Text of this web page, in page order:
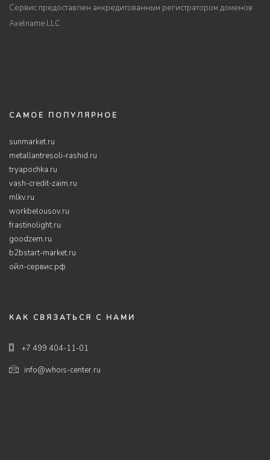
Сервис предоставлен аккредитованным регистратором доменов
Axelname LLC
САМОЕ ПОПУЛЯРНОЕ
sunmarket.ru
metallantresoli-rashid.ru
tryapochka.ru
vash-credit-zaim.ru
mlkv.ru
workbelousov.ru
frastinolight.ru
goodzem.ru
b2bstart-market.ru
ойл-сервис.рф
КАК СВЯЗАТЬСЯ С НАМИ
+7 499 404-11-01
info@whois-center.ru